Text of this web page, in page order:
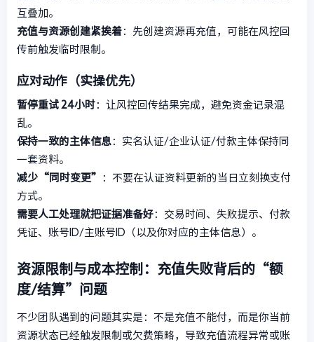
互叠加。
充值与资源创建紧挨着 ：先创建资源再充值，可能在风控回
传前触发临时限制。
应对动作（实操优先）
暂停重试 24小时 ：让风控回传结果完成，避免资金记录混
乱。
保持一致的主体信息 ：实名认证/企业认证/付款主体保持同
一套资料。
减少“同时变更”
：不要在认证资料更新的当日立刻换支付
方式。
需要人工处理就把证据准备好 ：交易时间、失败提示、付款
凭证、账号ID/主账号ID（以及你对应的主体信息）。
资源限制与成本控制：充值失败背后的“额
度/结算”问题
不少团队遇到的问题其实是：不是充值不能付，而是你当前
资源状态已经触发限制或欠费策略，导致充值流程异常或账